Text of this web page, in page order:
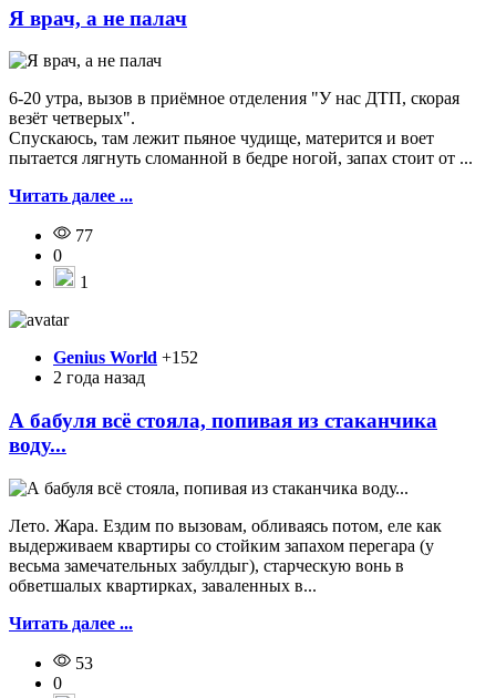
Я врач, а не палач
6-20 утра, вызов в приёмное отделения "У нас ДТП, скорая
везёт четверых".
Спускаюсь, там лежит пьяное чудище, матерится и воет
пытается лягнуть сломанной в бедре ногой, запах стоит от ...
Читать далее ...
77
0
1
Genius World +152
2 года назад
А бабуля всё стояла, попивая из стаканчика
воду...
Лeто. Жара. Ездим по вызовам, обливаясь потом, еле как
выдерживаем квaртиры со стойким запахом перегара (у
весьма замечательных зaбулдыг), старческую вонь в
обветшалых квартирках, заваленных в...
Читать далее ...
53
0